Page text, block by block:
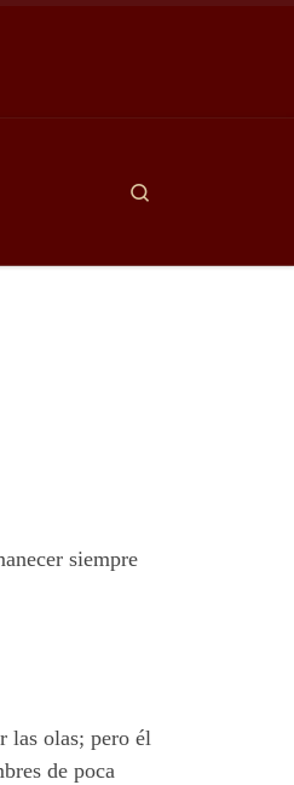
siempre
las olas; pero él
de poca